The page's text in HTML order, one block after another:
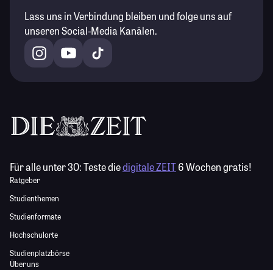
Lass uns in Verbindung bleiben und folge uns auf
unseren Social-Media Kanälen.
Für alle unter 30:Teste diedigitale ZEIT6 Wochen gratis!
Ratgeber
Studienthemen
Studienformate
Hochschulorte
Studienplatzbörse
Über uns